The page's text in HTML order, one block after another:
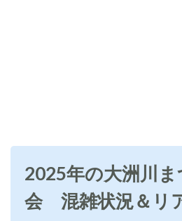
2025年の大洲川
会 混雑状況＆リ